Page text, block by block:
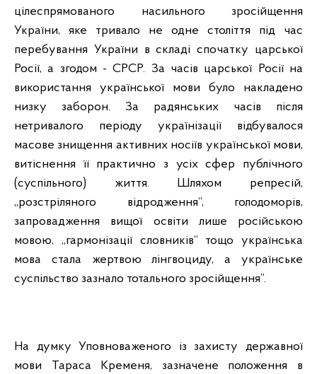
цілеспрямованого насильного зросійщення
України, яке тривало не одне століття під час
перебування України в складі спочатку царської
Росії, а згодом - СРСР. За часів царської Росії на
використання української мови було накладено
низку заборон. За радянських часів після
нетривалого періоду українізації відбувалося
масове знищення активних носіїв української мови,
витіснення її практично з усіх сфер публічного
(суспільного) життя. Шляхом репресій,
„розстріляного відродження“, голодоморів,
запровадження вищої освіти лише російською
мовою, „гармонізації словників“ тощо українська
мова стала жертвою лінгвоциду, а українське
суспільство зазнало тотального зросійщення”.
На думку Уповноваженого із захисту державної
мови Тараса Кременя, зазначене положення в